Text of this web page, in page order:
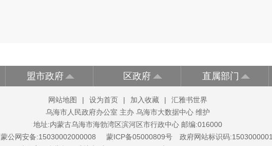
盟市政府 区政府 直属部门
网站地图 | 设为首页 | 加入收藏 |
汇雅书世界
乌海市人民政府办公室 主办 乌海市大数据中心 维护
地址:内蒙古乌海市海勃湾区滨河区市行政中心 邮编:016000
蒙公网安备:15030002000008
蒙ICP备05000809号
政府网站标识码:1503000001